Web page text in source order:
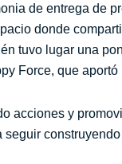
de entrega de
donde
tuvo lugar una
Force, que
acciones y